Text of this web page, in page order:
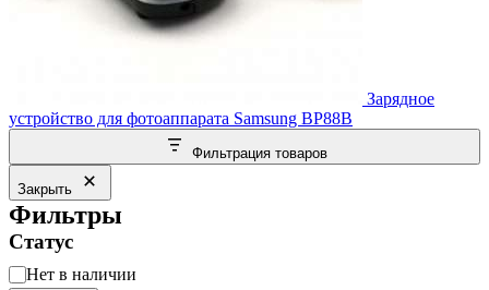
Зарядное
устройство для фотоаппарата Samsung BP88B
Фильтрация товаров
Закрыть
Фильтры
Статус
Статус
Нет в наличии